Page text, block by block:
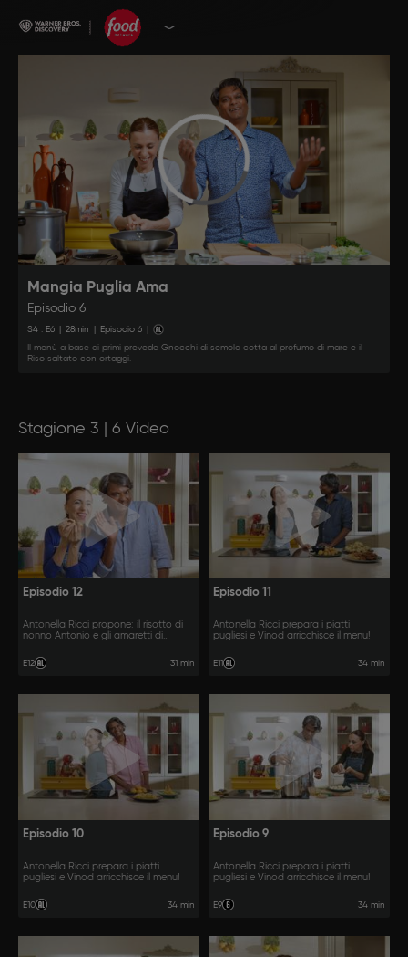
Mangia Puglia Ama
Episodio 6
S4 : E6 28min Episodio 6
Il menù a base di primi prevede Gnocchi di semola cotta al profumo di mare e il
Riso saltato con ortaggi.
Stagione 3 | 6 Video
Episodio 12
Antonella Ricci propone: il risotto di
nonno Antonio e gli amaretti di
arrosto alla birra.
E12 31 min
Episodio 11
Antonella Ricci prepara i piatti
pugliesi e Vinod arricchisce il menu!
E11 34 min
Episodio 10
Antonella Ricci prepara i piatti
pugliesi e Vinod arricchisce il menu!
E10 34 min
Episodio 9
Antonella Ricci prepara i piatti
pugliesi e Vinod arricchisce il menu!
E9 34 min